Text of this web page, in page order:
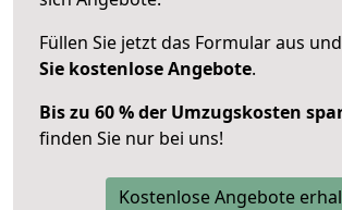
Füllen Sie jetzt das Formular aus und
Sie kostenlose Angebote.
Bis zu 60 % der Umzugskosten
finden Sie nur bei uns!
Kostenlose Angebote